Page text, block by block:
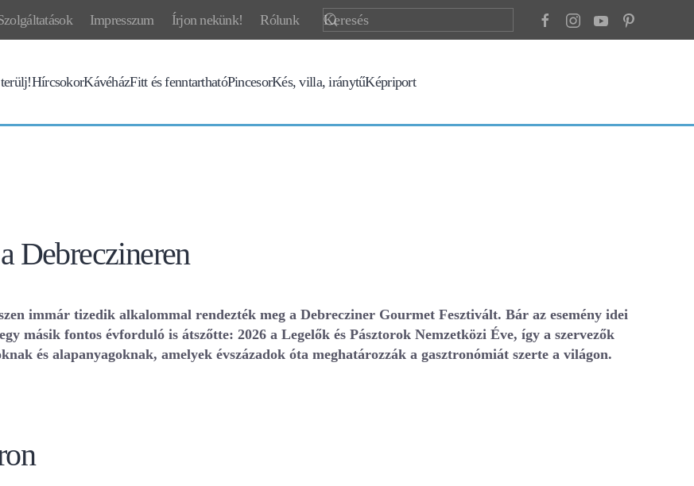
Impresszum Írjon nekünk! Rólunk
HírcsokorKávéházFitt és fenntarthatóPincesorKés, villa, iránytűKépriport
Debreczineren
immár tizedik alkalommal rendezték meg a Debrecziner Gourmet Fesztivált. Bár az esemény idei
másik fontos évforduló is átszőtte: 2026 a Legelők és Pásztorok Nemzetközi Éve, így a szervezők
és alapanyagoknak, amelyek évszázadok óta meghatározzák a gasztronómiát szerte a világon.